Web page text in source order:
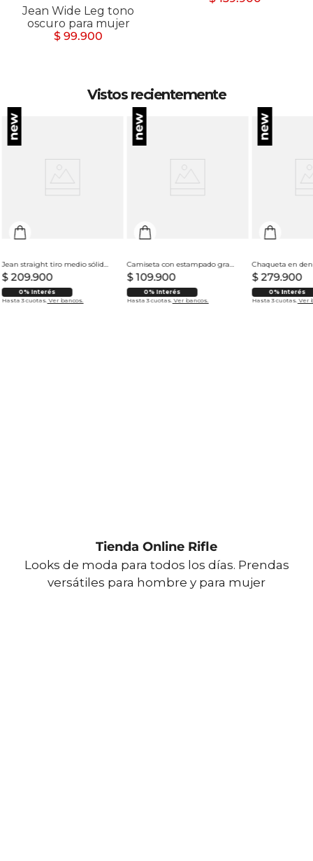
Jean Wide Leg tono
oscuro para mujer
$ 99.900
Vistos recientemente
Jean straight tiro medio sólido para hombre
$ 209.900
0% Interés
Hasta 3 cuotas. Ver bancos.
Camiseta con estampado grande en espalda para hombre
$ 109.900
0% Interés
Hasta 3 cuotas. Ver bancos.
$ 279.900
0% Interés
Hasta 3 cuotas. Ver
Tienda Online Rifle
Looks de moda para todos los días. Prendas
versátiles para hombre y para mujer